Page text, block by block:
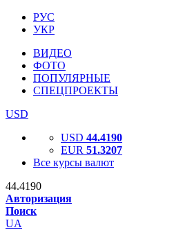
РУС
УКР
ВИДЕО
ФОТО
ПОПУЛЯРНЫЕ
СПЕЦПРОЕКТЫ
USD
USD 44.4190
EUR 51.3207
Все курсы валют
44.4190
Авторизация
Поиск
UA